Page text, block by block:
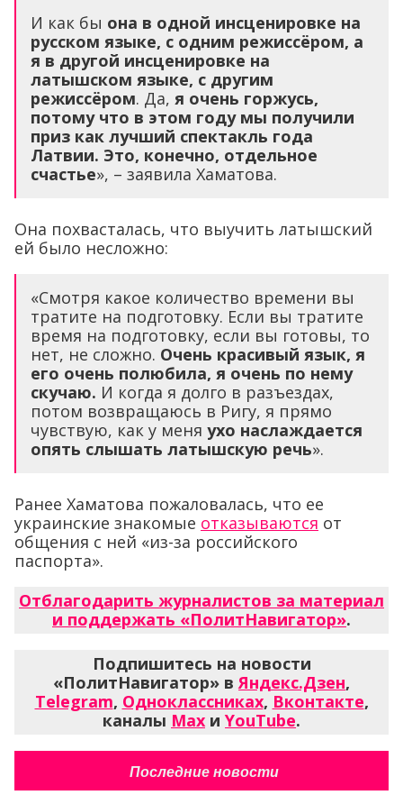
И как бы она в одной инсценировке на
русском языке, с одним режиссёром, а
я в другой инсценировке на
латышском языке, с другим
режиссёром. Да, я очень горжусь,
потому что в этом году мы получили
приз как лучший спектакль года
Латвии. Это, конечно, отдельное
счастье», – заявила Хаматова.
Она похвасталась, что выучить латышский
ей было несложно:
«Смотря какое количество времени вы
тратите на подготовку. Если вы тратите
время на подготовку, если вы готовы, то
нет, не сложно. Очень красивый язык, я
его очень полюбила, я очень по нему
скучаю. И когда я долго в разъездах,
потом возвращаюсь в Ригу, я прямо
чувствую, как у меня ухо наслаждается
опять слышать латышскую речь».
Ранее Хаматова пожаловалась, что ее
украинские знакомые отказываются от
общения с ней «из-за российского
паспорта».
Отблагодарить журналистов за материал
и поддержать «ПолитНавигатор».
Подпишитесь на новости
«ПолитНавигатор» в Яндекс.Дзен,
Telegram, Одноклассниках, Вконтакте,
каналы Max и YouTube.
Последние новости